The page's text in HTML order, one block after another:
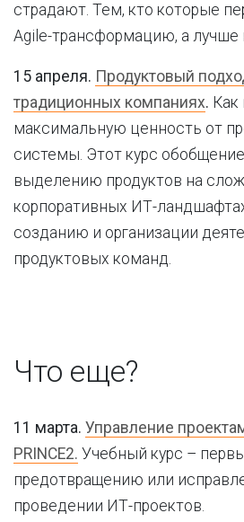
страдают. Тем, кто которые
Agile-трансформацию, а лучше
15 апреля. Продуктовый
традиционных компаниях. Как
максимальную ценность от
системы. Этот курс
выделению продуктов на
корпоративных ИТ-
созданию и организации
продуктовых команд.
Что еще?
11 марта. Управление
PRINCE2. Учебный курс –
предотвращению или
проведении ИТ-проектов.